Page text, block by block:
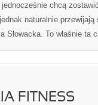
jednocześnie chcą
naturalnie
Słowacka. To właśnie
FITNESS